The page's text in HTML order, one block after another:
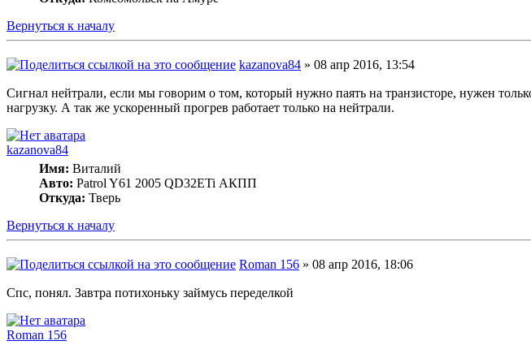
Вернуться к началу
kazanova84 » 08 апр 2016, 13:54
Сигнал нейтрали, если мы говорим о том, который нужно паять на транзисторе, нужен
нагрузку. А так же ускоренный прогрев работает только на нейтрали.
kazanova84
Имя: Виталий
Авто: Patrol Y61 2005 QD32ETi АКПП
Откуда: Тверь
Вернуться к началу
Roman 156 » 08 апр 2016, 18:06
Спс, понял. Завтра потихоньку займусь переделкой
Roman 156